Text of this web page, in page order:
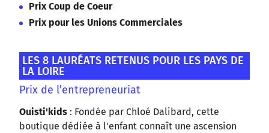
Prix Coup de Coeur
Prix pour les Unions Commerciales
LES 8 LAURÉATS RETENUS POUR LES PAYS DE
LA LOIRE
Prix de l’entrepreneuriat
Ouisti'kids : Fondée par Chloé Dalibard, cette
boutique dédiée à l'enfant connaît une ascension